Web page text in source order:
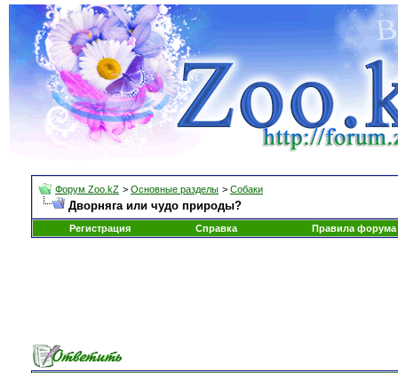
Форум Zoo.kZ > Основные разделы > Собаки
Дворняга или чудо природы?
Регистрация Справка Правила форума